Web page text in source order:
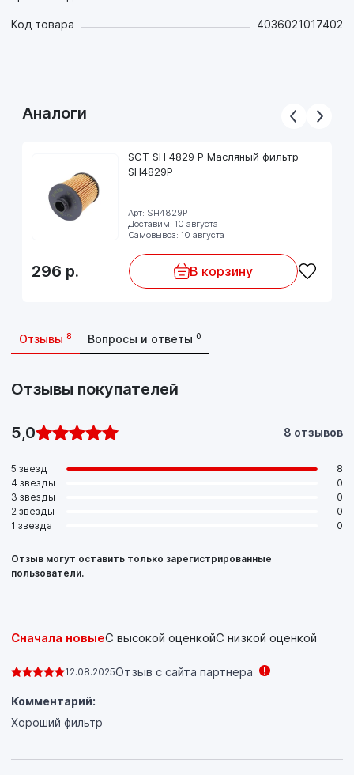
Код товара 4036021017402
Аналоги
SCT SH 4829 P Масляный фильтр
SH4829P
Арт: SH4829P
Доставим: 10 августа
Самовывоз: 10 августа
296 р. В корзину
Отзывы 8 Вопросы и ответы 0
Отзывы покупателей
5,0 8 отзывов
5 звезд
8
4 звезды
0
3 звезды
0
2 звезды
0
1 звезда
0
Отзыв могут оставить только зарегистрированные
пользователи.
Сначала новыеС высокой оценкойС низкой оценкой
12.08.2025Отзыв с сайта партнера
Комментарий:
Хороший фильтр